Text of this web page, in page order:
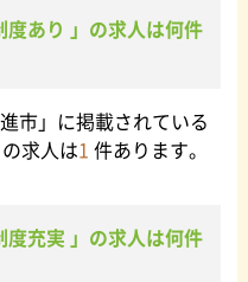
あり 」の求人は何件
市」に掲載されている
求人は1 件あります。
充実 」の求人は何件